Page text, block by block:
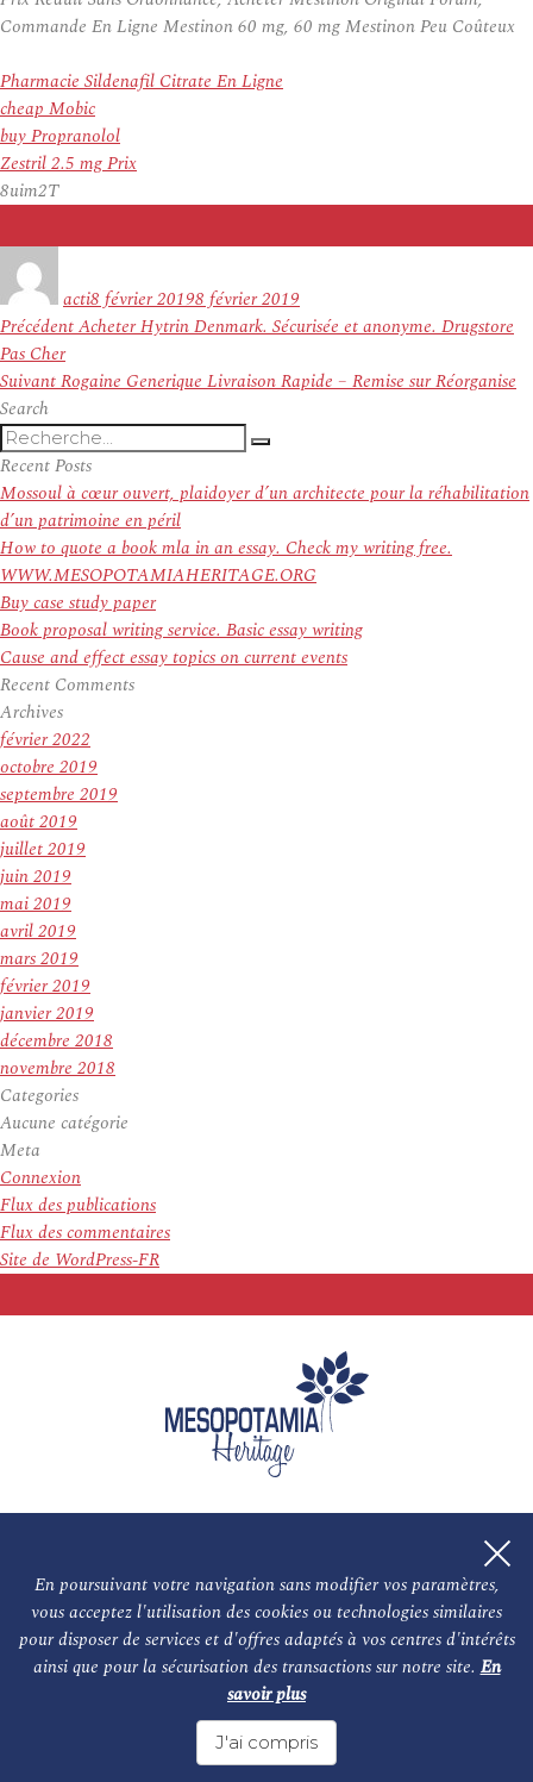
En poursuivant votre navigation sans modifier vos paramètres,
vous acceptez l'utilisation des cookies ou technologies similaires
pour disposer de services et d'offres adaptés à vos centres d'intérêts
ainsi que pour la sécurisation des transactions sur notre site.En
savoir plus
J'ai compris
Commande En Ligne Mestinon 60 mg, 60 mg Mestinon Peu Coûteux
Pharmacie Sildenafil Citrate En Ligne
cheap Mobic
buy Propranolol
Zestril 2.5 mg Prix
8uim2T
actile
8 février 20198 février 2019
Navigation
de
l’article
PrécédentArticle
Acheter Hytrin Denmark. Sécurisée et anonyme. Drugstore
Pas Cher
SuivantArticle
Rogaine Generique Livraison Rapide – Remise sur Réorganise
Search
Recherche
pour
:
Recherche
Recent Posts
Mossoul à cœur ouvert, plaidoyer d’un architecte pour la réhabilitation
d’un patrimoine en péril
How to quote a book mla in an essay. Check my writing free.
WWW.MESOPOTAMIAHERITAGE.ORG
Buy case study paper
Book proposal writing service. Basic essay writing
Cause and effect essay topics on current events
Recent Comments
Archives
février 2022
octobre 2019
septembre 2019
août 2019
juillet 2019
juin 2019
mai 2019
avril 2019
mars 2019
février 2019
janvier 2019
décembre 2018
novembre 2018
Categories
Aucune catégorie
Meta
Connexion
Flux des publications
Flux des commentaires
Site de WordPress-FR
L'association NOS PARTENAIRES
Le conseil scientifique et nos experts Les auteurs
Mentions légales Nous contacter